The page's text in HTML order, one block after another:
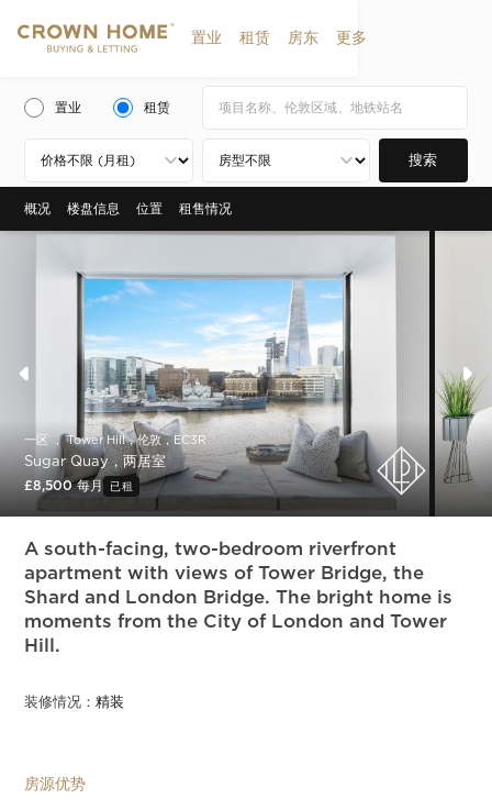
置业 租赁 房东 更多
置业 租赁
搜索
概况 楼盘信息 位置 租售情况
一区 ， Tower Hill，伦敦，EC3R
Sugar Quay，两居室
£8,500 每月 已租
A south-facing, two-bedroom riverfront
apartment with views of Tower Bridge, the
Shard and London Bridge. The bright home is
moments from the City of London and Tower
Hill.
装修情况：精装
房源优势